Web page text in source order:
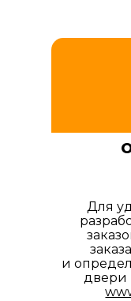
Для
и
двери